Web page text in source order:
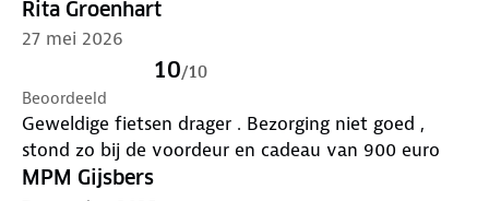
Rita Groenhart
27 mei 2026
10/10
Beoordeeld
Geweldige fietsen drager . Bezorging niet goed ,
stond zo bij de voordeur en cadeau van 900 euro
MPM Gijsbers